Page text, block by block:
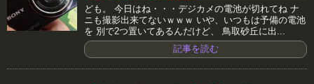
ども。 今日はね・・・デジカメの電池が切れてね ナ
ニも撮影出来てないｗｗｗ いや、いつもは予備の電池
を 別で2つ置いてあるんだけど、 鳥取砂丘に出...
記事を読む